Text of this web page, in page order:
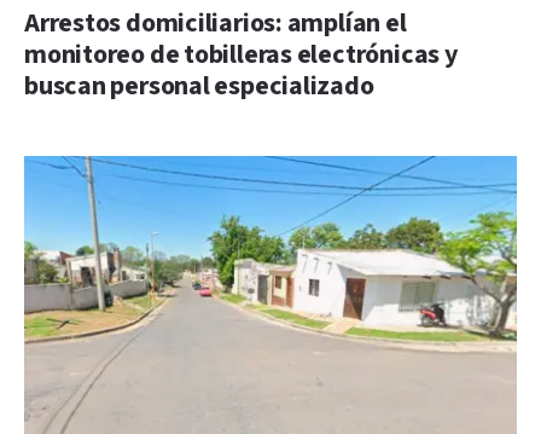
Arrestos domiciliarios: amplían el
monitoreo de tobilleras electrónicas y
buscan personal especializado